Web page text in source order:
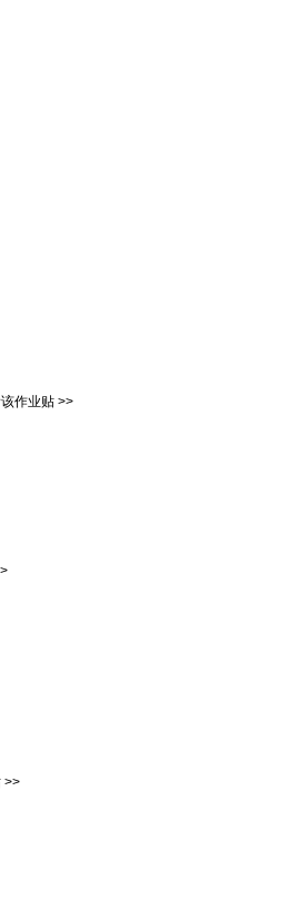
作业贴 >>
>>